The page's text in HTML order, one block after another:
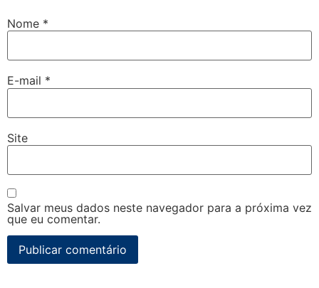
Nome *
E-mail *
Site
Salvar meus dados neste navegador para a próxima vez
que eu comentar.